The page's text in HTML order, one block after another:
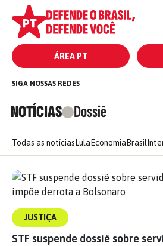
ÁREA PT
NOTÍCIAS Dossiê
SIGA NOSSAS REDES
Todas as notícias Lula Economia Brasil
JUSTIÇA
STF suspende dossiê sobre